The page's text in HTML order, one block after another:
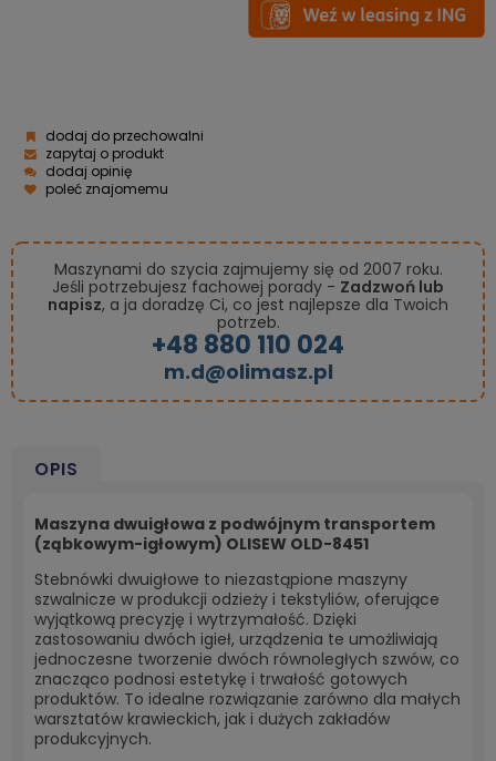
dodaj do przechowalni
zapytaj o produkt
dodaj opinię
poleć znajomemu
Maszynami do szycia zajmujemy się od 2007 roku.
Jeśli potrzebujesz fachowej porady - Zadzwoń lub
napisz, a ja doradzę Ci, co jest najlepsze dla Twoich
potrzeb.
+48 880 110 024
m.d@olimasz.pl
OPIS
Maszyna dwuigłowa z podwójnym transportem
(ząbkowym-igłowym) OLISEW OLD-8451
Stebnówki dwuigłowe to niezastąpione maszyny
szwalnicze w produkcji odzieży i tekstyliów, oferujące
wyjątkową precyzję i wytrzymałość. Dzięki
zastosowaniu dwóch igieł, urządzenia te umożliwiają
jednoczesne tworzenie dwóch równoległych szwów, co
znacząco podnosi estetykę i trwałość gotowych
produktów. To idealne rozwiązanie zarówno dla małych
warsztatów krawieckich, jak i dużych zakładów
produkcyjnych.